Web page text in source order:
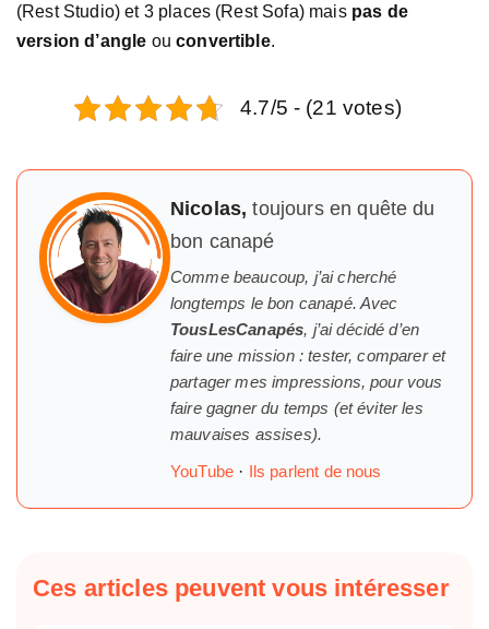
(Rest Studio) et 3 places (Rest Sofa) mais pas de
version d’angle ouconvertible.
4.7/5 - (21 votes)
Nicolas,toujours en quête du
bon canapé
Comme beaucoup, j’ai cherché
longtemps lebon canapé. Avec
TousLesCanapés, j’ai décidé d’en
faire une mission : tester, comparer et
partager mes impressions, pour vous
faire gagner du temps (et éviter les
mauvaises assises).
YouTube · Ils parlent de nous
Ces articles peuvent vous intéresser